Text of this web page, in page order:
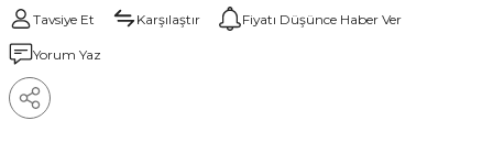
Tavsiye Et Karşılaştır Fiyatı Düşünce Haber Ver
Yorum Yaz